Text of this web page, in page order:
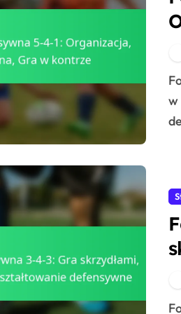
Formacja defensywna 5-4-1 to strategiczne podejście
w
Formacja defensywna 3-4-3 to taktyczny układ w piłce